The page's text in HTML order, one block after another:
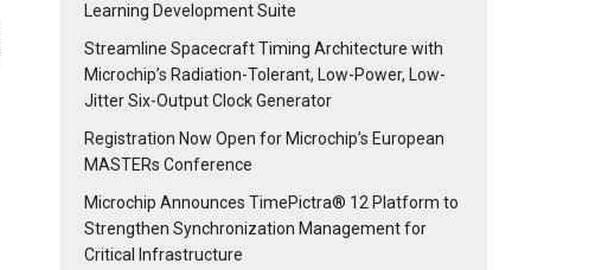
Learning Development Suite
Streamline Spacecraft Timing Architecture with
Microchip’s Radiation-Tolerant, Low-Power, Low-
Jitter Six-Output Clock Generator
Registration Now Open for Microchip’s European
MASTERs Conference
Microchip Announces TimePictra® 12 Platform to
Strengthen Synchronization Management for
Critical Infrastructure